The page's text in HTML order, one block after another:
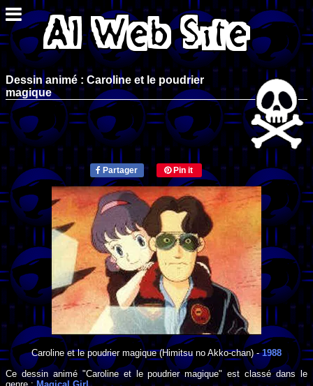
Dessin animé : Caroline et le poudrier
magique
Partager Pin it
Caroline et le poudrier magique(Himitsu no Akko-chan) -1988
Ce dessin animé "Caroline et le poudrier magique" est classé dans le